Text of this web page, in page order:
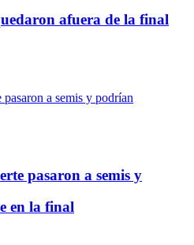
afuera de la final
pasaron a semis y
en la final